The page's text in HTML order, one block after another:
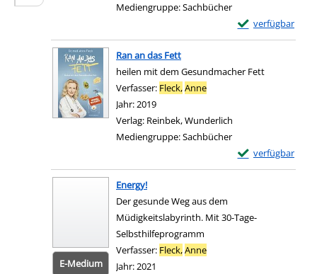
Mediengruppe:Sachbücher
verfügbar
Exemplar-Details
Zum Download
Ran an das Fett
heilen mit dem Gesundmacher Fett
Verfasser: Fleck,Anne
Jahr:2019
Verlag: Reinbek, Wunderlich
Mediengruppe:Sachbücher
verfügbar
Exemplar-Details
Zum Download
E-Medium
Energy!
Der gesunde Weg aus dem
Müdigkeitslabyrinth. Mit 30-Tage-
Selbsthilfeprogramm
Verfasser: Fleck,Anne
Jahr:2021